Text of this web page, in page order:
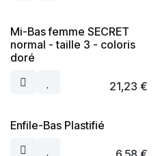
Mi-Bas femme SECRET
normal - taille 3 - coloris
doré
21,23 €
Enfile-Bas Plastifié